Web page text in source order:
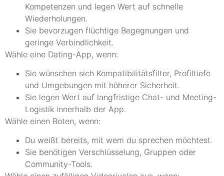
Kompetenzen und legen Wert auf schnelle
Wiederholungen.
Sie bevorzugen flüchtige Begegnungen und
geringe Verbindlichkeit.
Wähle eine Dating-App, wenn:
Sie wünschen sich Kompatibilitätsfilter, Profiltiefe
und Umgebungen mit höherer Sicherheit.
Sie legen Wert auf langfristige Chat- und Meeting-
Logistik innerhalb der App.
Wähle einen Boten, wenn:
Du weißt bereits, mit wem du sprechen möchtest.
Sie benötigen Verschlüsselung, Gruppen oder
Community-Tools.